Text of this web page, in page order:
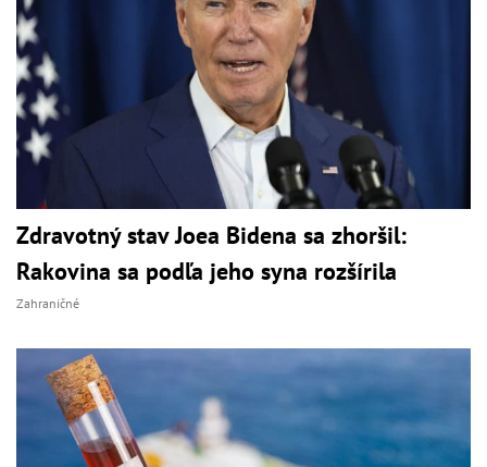
Zdravotný stav Joea Bidena sa zhoršil:
Rakovina sa podľa jeho syna rozšírila
Zahraničné